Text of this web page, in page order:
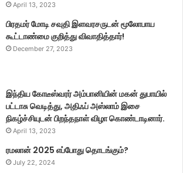
April 13, 2023
பிரதமர் மோடி சவுதி இளவரசருடன் மூலோபாய
கூட்டாண்மை குறித்து விவாதித்தார்!
December 27, 2023
இந்திய கோடீஸ்வரர் அம்பானியின் மகன் துபாயில்
பட்டாசு வெடித்து, அதிஃப் அஸ்லாம் இசை
நிகழ்ச்சியுடன் பிறந்தநாள் விழா கொண்டாடினார்.
April 13, 2023
ரமலான் 2025 எப்போது தொடங்கும்?
July 22, 2024